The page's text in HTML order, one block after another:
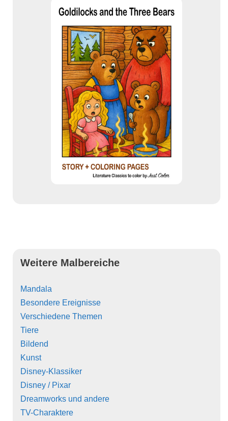
Weitere Malbereiche
Mandala
Besondere Ereignisse
Verschiedene Themen
Tiere
Bildend
Kunst
Disney-Klassiker
Disney / Pixar
Dreamworks und andere
TV-Charaktere